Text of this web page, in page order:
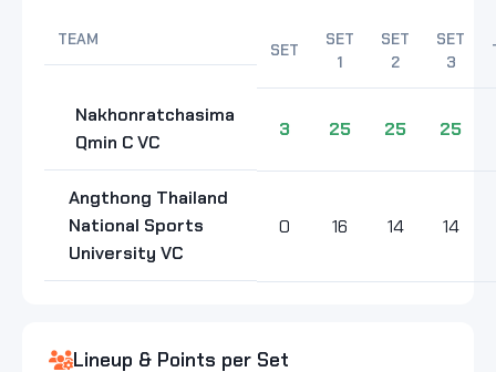
TEAM
SET
SET
1
SET
2
SET
3
Nakhonratchasima
Qmin C VC
3 25 25 25
Angthong Thailand
National Sports
University VC
0 16 14 14
Lineup & Points per Set